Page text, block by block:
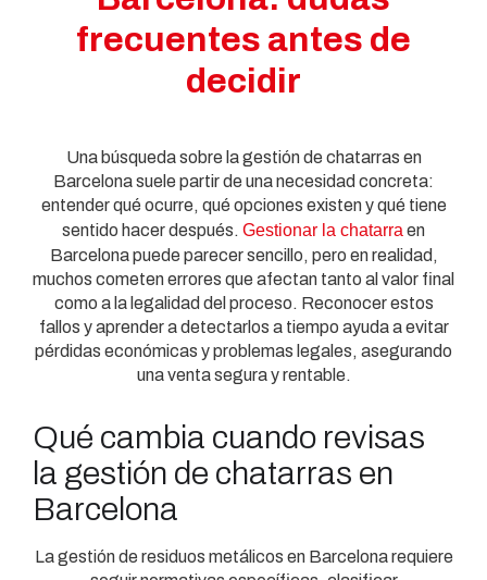
frecuentes antes de
decidir
Una búsqueda sobre la gestión de chatarras en
Barcelona suele partir de una necesidad concreta:
entender qué ocurre, qué opciones existen y qué tiene
sentido hacer después. Gestionar la chatarra en
Barcelona puede parecer sencillo, pero en realidad,
muchos cometen errores que afectan tanto al valor final
como a la legalidad del proceso. Reconocer estos
fallos y aprender a detectarlos a tiempo ayuda a evitar
pérdidas económicas y problemas legales, asegurando
una venta segura y rentable.
Qué cambia cuando revisas
la gestión de chatarras en
Barcelona
La gestión de residuos metálicos en Barcelona requiere